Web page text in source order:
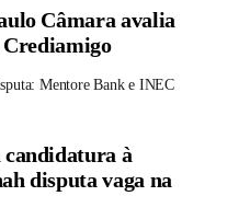
Câmara avalia
Crediamigo
Mentore Bank e INEC
à
disputa vaga na